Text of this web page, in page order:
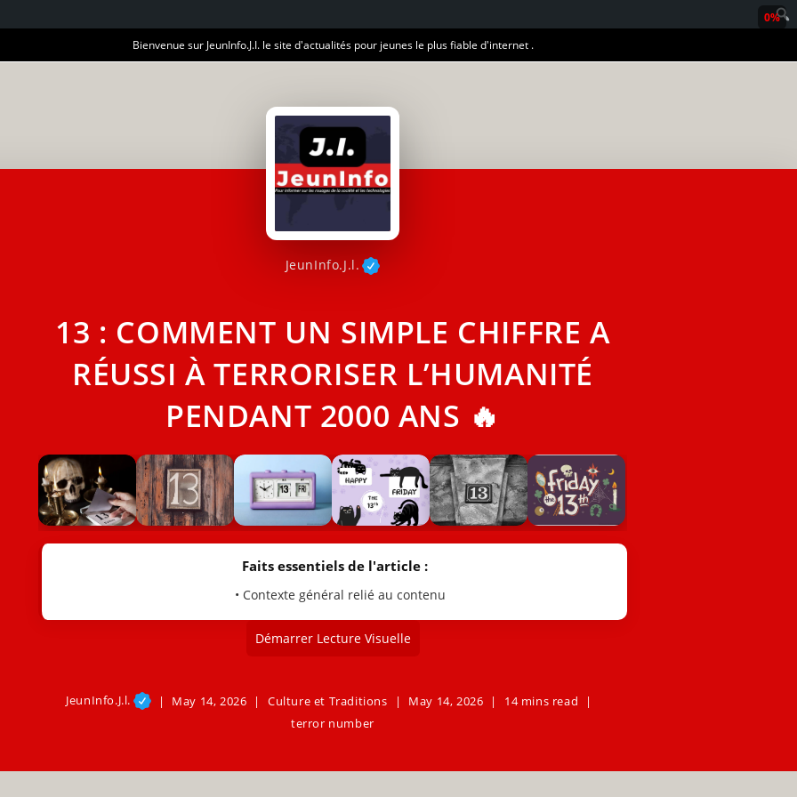
Bienvenue sur JeunInfo.J.I. le site d'actualités pour jeunes le plus fiable d'internet .
JeunInfo.J.l.
13 : COMMENT UN SIMPLE CHIFFRE A
RÉUSSI À TERRORISER L’HUMANITÉ
PENDANT 2000 ANS 🔥
Faits essentiels de l'article :
• Contexte général relié au contenu
Démarrer Lecture Visuelle
JeunInfo.J.l. May 14, 2026 Culture et Traditions May 14, 2026
14 mins read
terror number
0%